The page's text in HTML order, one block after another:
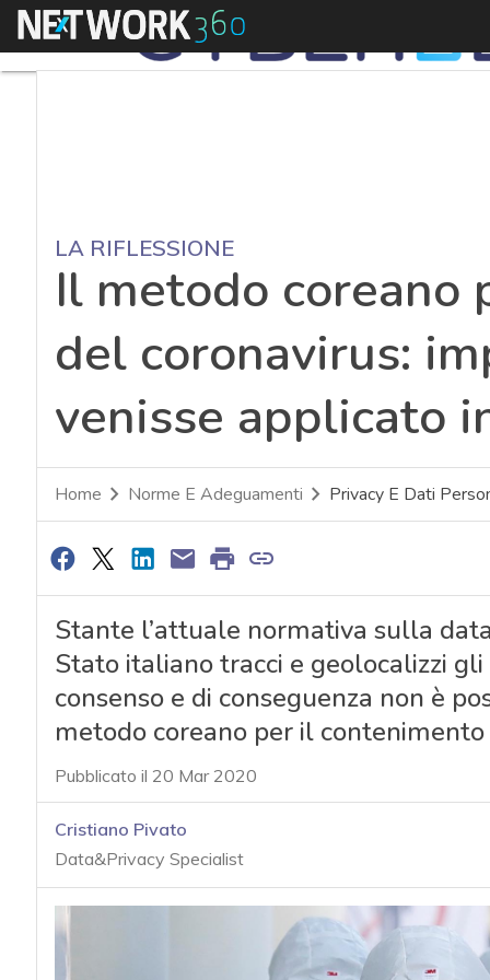
Menu
LA RIFLESSIONE
Il metodo
del coronavirus:
venisse applicato
Home Norme E Adeguamenti Privacy E Dati
Stante l’attuale normativa sulla
Stato italiano tracci e geolocalizzi
consenso e di conseguenza non è
metodo coreano per il
Pubblicato il 20 Mar 2020
Cristiano Pivato
Data&Privacy Specialist